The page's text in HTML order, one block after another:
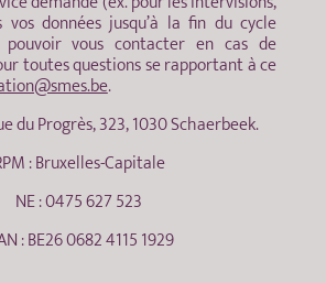
vos données jusqu’à la fin du cycle
vous contacter en cas de
toutes questions se rapportant à ce
.
du Progrès, 323, 1030 Schaerbeek.
: Bruxelles-Capitale
NE : 0475 627 523
: BE26 0682 4115 1929